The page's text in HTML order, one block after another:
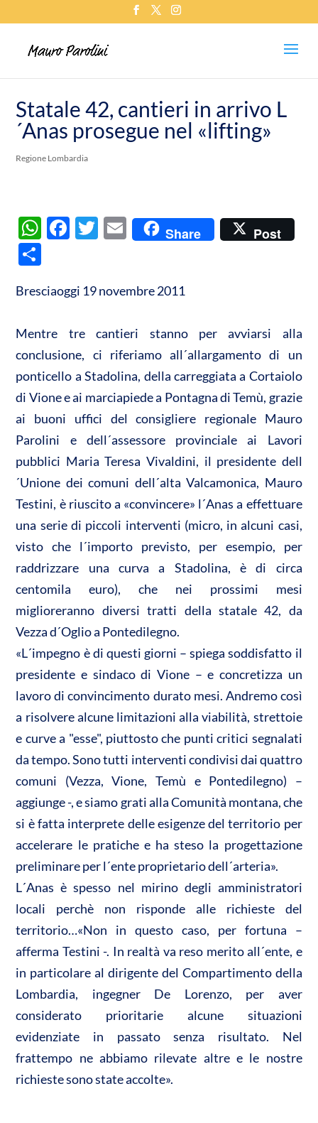
Statale 42, cantieri in arrivo L
´Anas prosegue nel «lifting»
Regione Lombardia
W
s
p
p
F
b
o
k
T
er
E
Share Post
n
di
vi
di
Bresciaoggi 19 novembre 2011
Mentre tre cantieri stanno per avviarsi alla
conclusione, ci riferiamo all´allargamento di un
ponticello a Stadolina, della carreggiata a Cortaiolo
di Vione e ai marciapiede a Pontagna di Temù, grazie
ai buoni uffici del consigliere regionale Mauro
Parolini e dell´assessore provinciale ai Lavori
pubblici Maria Teresa Vivaldini, il presidente dell
´Unione dei comuni dell´alta Valcamonica, Mauro
Testini, è riuscito a «convincere» l´Anas a effettuare
una serie di piccoli interventi (micro, in alcuni casi,
visto che l´importo previsto, per esempio, per
raddrizzare una curva a Stadolina, è di circa
centomila euro), che nei prossimi mesi
miglioreranno diversi tratti della statale 42, da
Vezza d´Oglio a Pontedilegno.
«L´impegno è di questi giorni – spiega soddisfatto il
presidente e sindaco di Vione – e concretizza un
lavoro di convincimento durato mesi. Andremo così
a risolvere alcune limitazioni alla viabilità, strettoie
e curve a "esse", piuttosto che punti critici segnalati
da tempo. Sono tutti interventi condivisi dai quattro
comuni (Vezza, Vione, Temù e Pontedilegno) –
aggiunge -, e siamo grati alla Comunità montana, che
si è fatta interprete delle esigenze del territorio per
accelerare le pratiche e ha steso la progettazione
preliminare per l´ente proprietario dell´arteria».
L´Anas è spesso nel mirino degli amministratori
locali perchè non risponde alle richieste del
territorio…«Non in questo caso, per fortuna –
afferma Testini -. In realtà va reso merito all´ente, e
in particolare al dirigente del Compartimento della
Lombardia, ingegner De Lorenzo, per aver
considerato prioritarie alcune situazioni
evidenziate in passato senza risultato. Nel
frattempo ne abbiamo rilevate altre e le nostre
richieste sono state accolte».